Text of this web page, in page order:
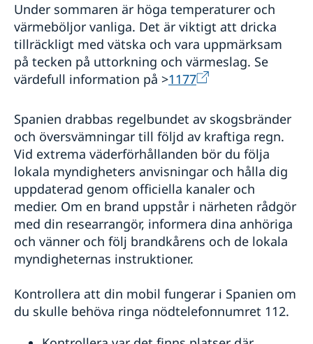
Under sommaren är höga temperaturer och
värmeböljor vanliga. Det är viktigt att dricka
tillräckligt med vätska och vara uppmärksam
på tecken på uttorkning och värmeslag. Se
värdefull information på >1177
Spanien drabbas regelbundet av skogsbränder
och översvämningar till följd av kraftiga regn.
Vid extrema väderförhållanden bör du följa
lokala myndigheters anvisningar och hålla dig
uppdaterad genom officiella kanaler och
medier. Om en brand uppstår i närheten rådgör
med din researrangör, informera dina anhöriga
och vänner och följ brandkårens och de lokala
myndigheternas instruktioner.
Kontrollera att din mobil fungerar i Spanien om
du skulle behöva ringa nödtelefonnumret 112.